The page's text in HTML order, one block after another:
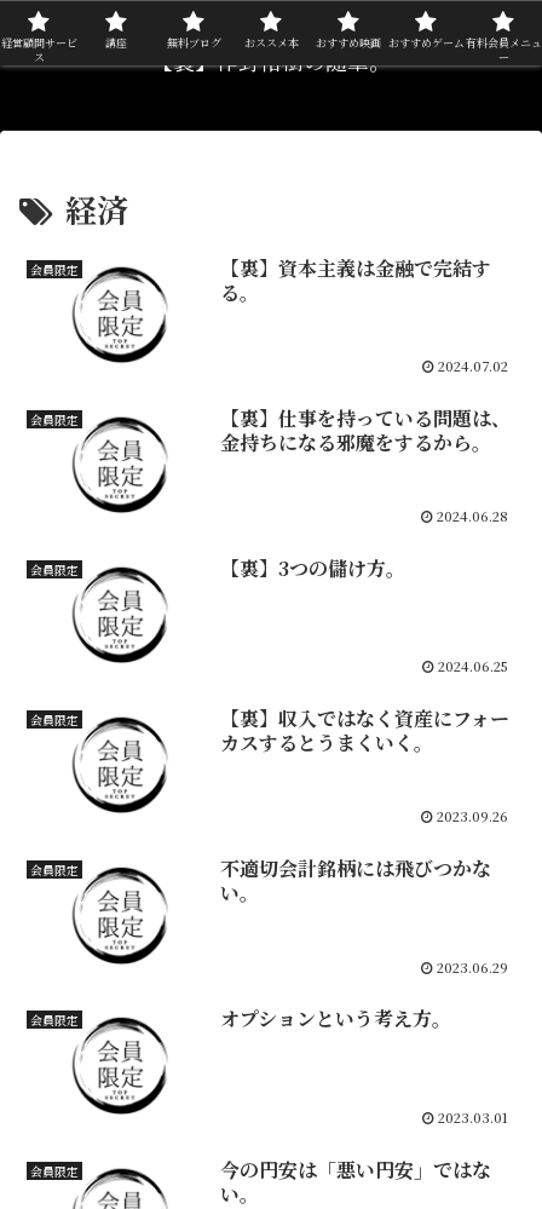
【裏】作野裕樹の随筆。
経済
会員限定
【裏】資本主義は金融で完結す
る。
2024.07.02
会員限定
【裏】仕事を持っている問題は、
金持ちになる邪魔をするから。
2024.06.28
会員限定 【裏】3つの儲け方。
2024.06.25
会員限定
【裏】収入ではなく資産にフォー
カスするとうまくいく。
2023.09.26
会員限定
不適切会計銘柄には飛びつかな
い。
2023.06.29
会員限定 オプションという考え方。
2023.03.01
会員限定
今の円安は「悪い円安」ではな
い。
経営顧問サービ
ス
講座 無料ブログ おススメ本 おすすめ映画 おすすめゲーム有料会員メニュ
ー